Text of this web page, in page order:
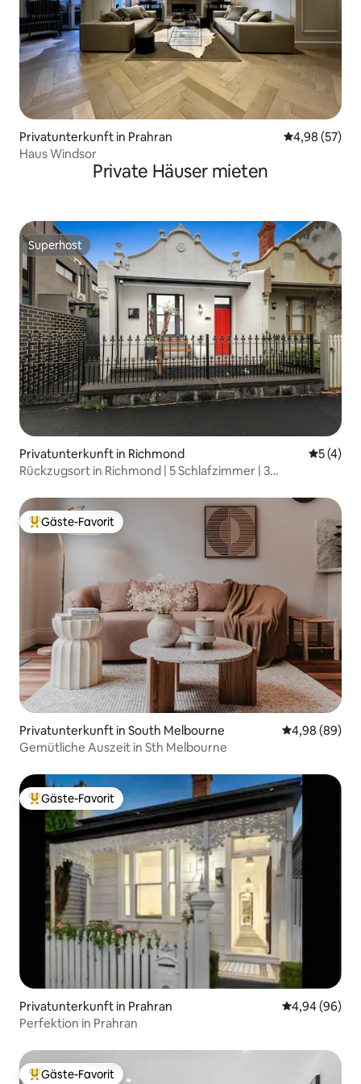
Privatunterkunft in Prahran
4,98 (57)
Haus Windsor
Private Häuser mieten
Superhost
Superhost
Privatunterkunft in Richmond
5 (4)
Rückzugsort in Richmond | 5 Schlafzimmer | 3
Beliebter Gäste-Favorit.
Gäste-Favorit
Privatunterkunft in South Melbourne
4,98 (89)
Gemütliche Auszeit in Sth Melbourne
Beliebter Gäste-Favorit.
Gäste-Favorit
Privatunterkunft in Prahran
4,94 (96)
Perfektion in Prahran
Gäste-Favorit